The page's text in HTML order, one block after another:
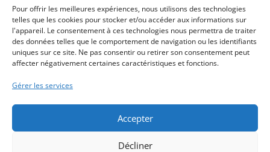
Pour offrir les meilleures expériences, nous utilisons des technologies
telles que les cookies pour stocker et/ou accéder aux informations sur
l'appareil. Le consentement à ces technologies nous permettra de traiter
des données telles que le comportement de navigation ou les identifiants
uniques sur ce site. Ne pas consentir ou retirer son consentement peut
affecter négativement certaines caractéristiques et fonctions.
Gérer les services
Accepter
Décliner
Mail:mairieogliastru@wanadoo.fr
Adresse :Marine d’Albo
20217 Ogliastru
© 2022 Mairie d’Ogliastru – Réalisation